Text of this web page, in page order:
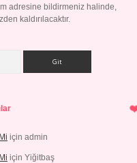
adresine bildirmeniz halinde,
kaldırılacaktır.
için admin
için Yiğitbaş